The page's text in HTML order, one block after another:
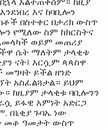
እና ከባቢሎን
በስተቀር በታሪክ ውስጥ
የሚለው ስም ከክርስትና
ወይም መጠሪያ
ሴት ማለትም ታላቂቱ
ናት፤ እርሷም ጳጳስዋ
መግዛት ይችል ዘንድ
አስፈልጓታል። ይህም
ከዚያም ታላቂቱ ባቢሎንን
ይፋዊ እምነት አድርጋ
በኒቂያ ጉባኤ ነው
መቶ ዓመታት ውስጥ